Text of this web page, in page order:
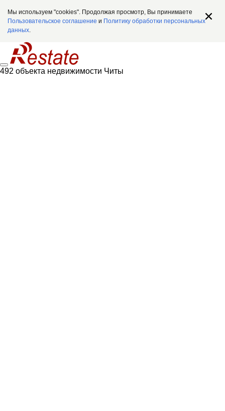
Мы используем "cookies". Продолжая просмотр, Вы принимаете
Пользовательское соглашение и Политику обработки персональных
данных.
492 объекта недвижимости Читы